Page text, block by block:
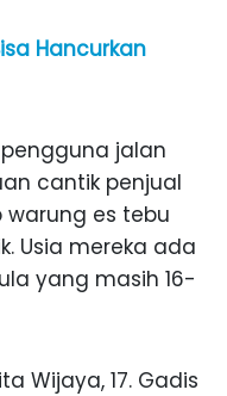
Hancurkan
jalan
cantik penjual
warung es tebu
Usia mereka ada
yang masih 16-
Wijaya, 17. Gadis